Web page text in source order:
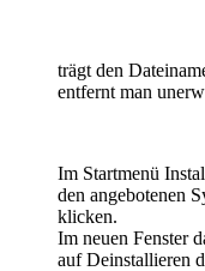
trägt den
entfernt man
Im Startmenü
den angebotenen
klicken.
Im neuen Fenster
auf Deinstallieren